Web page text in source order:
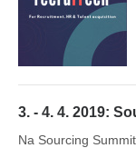
3. - 4. 4. 2019:
Na Sourcing